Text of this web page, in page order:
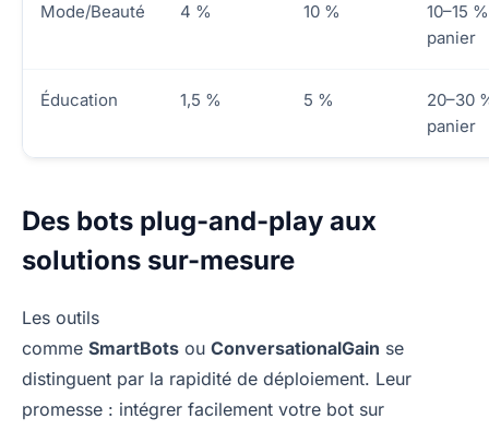
Mode/Beauté 4 % 10 %
10–15
panier
Éducation 1,5 % 5 %
20–30
panier
Des bots plug-and-play aux
solutions sur-mesure
Les outils
comme SmartBots ou ConversationalGain se
distinguent par la rapidité de déploiement. Leur
promesse : intégrer facilement votre bot sur